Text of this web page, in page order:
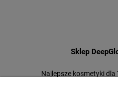
Sklep
Najlepsze kosmetyki